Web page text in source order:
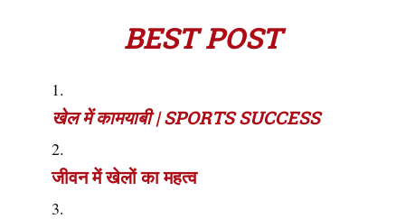
BEST POST
खेल में कामयाबी | SPORTS SUCCESS
जीवन में खेलों का महत्व